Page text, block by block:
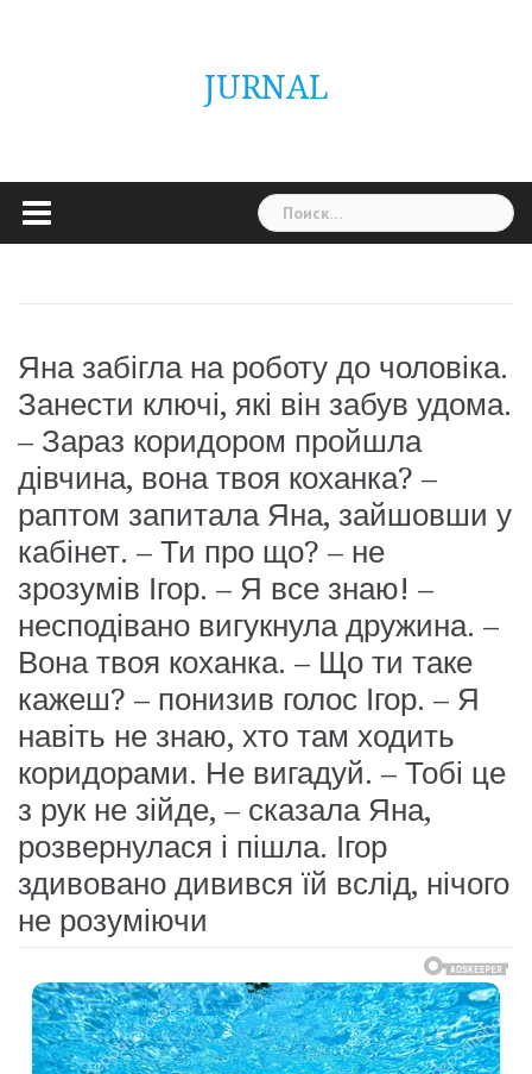
JURNAL
Найти:
Яна забігла на роботу до чоловіка.
Занести ключі, які він забув удома.
– Зараз коридором пройшла
дівчина, вона твоя коханка? –
раптом запитала Яна, зайшовши у
кабінет. – Ти про що? – не
зрозумів Ігор. – Я все знаю! –
несподівано вигукнула дружина. –
Вона твоя коханка. – Що ти таке
кажеш? – понизив голос Ігор. – Я
навіть не знаю, хто там ходить
коридорами. Не вигадуй. – Тобі це
з рук не зійде, – сказала Яна,
розвернулася і пішла. Ігор
здивовано дивився їй вслід, нічого
не розуміючи